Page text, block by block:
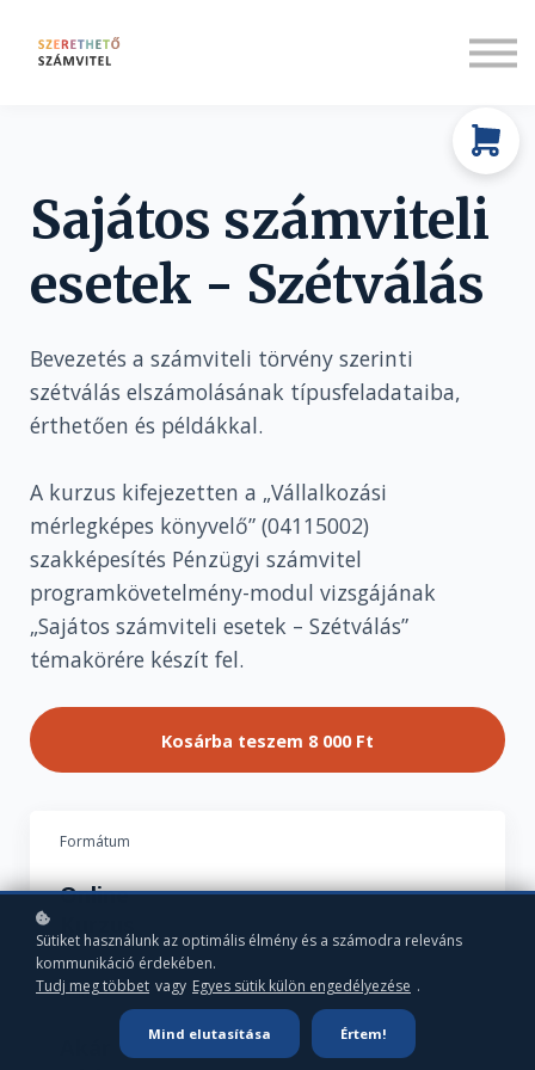
Társadalmi felelősségvállalás
Sajátos számviteli
esetek - Szétválás
Bevezetés a számviteli törvény szerinti
szétválás elszámolásának típusfeladataiba,
érthetően és példákkal.
A kurzus kifejezetten a „Vállalkozási
mérlegképes könyvelő” (04115002)
szakképesítés Pénzügyi számvitel
programkövetelmény-modul vizsgájának
„Sajátos számviteli esetek – Szétválás”
témakörére készít fel.
Kosárba teszem 8 000 Ft
Formátum
Online
Indulás
Sütiket használunk az optimális élmény és a számodra releváns
kommunikáció érdekében.
Tudj meg többet vagy Egyes sütik külön engedélyezése .
Mind elutasítása Értem!